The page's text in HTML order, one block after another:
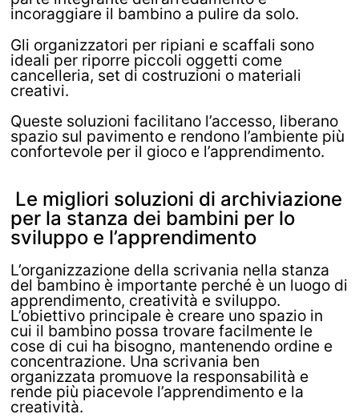
incoraggiare il bambino a pulire da solo.
Gli organizzatori per ripiani e scaffali sono
ideali per riporre piccoli oggetti come
cancelleria, set di costruzioni o materiali
creativi.
Queste soluzioni facilitano l’accesso, liberano
spazio sul pavimento e rendono l’ambiente più
confortevole per il gioco e l’apprendimento.
Le migliori soluzioni di archiviazione
per la stanza dei bambini per lo
sviluppo e l’apprendimento
L’organizzazione della scrivania nella stanza
del bambino è importante perché è un luogo di
apprendimento, creatività e sviluppo.
L’obiettivo principale è creare uno spazio in
cui il bambino possa trovare facilmente le
cose di cui ha bisogno, mantenendo ordine e
concentrazione. Una scrivania ben
organizzata promuove la responsabilità e
rende più piacevole l’apprendimento e la
creatività.